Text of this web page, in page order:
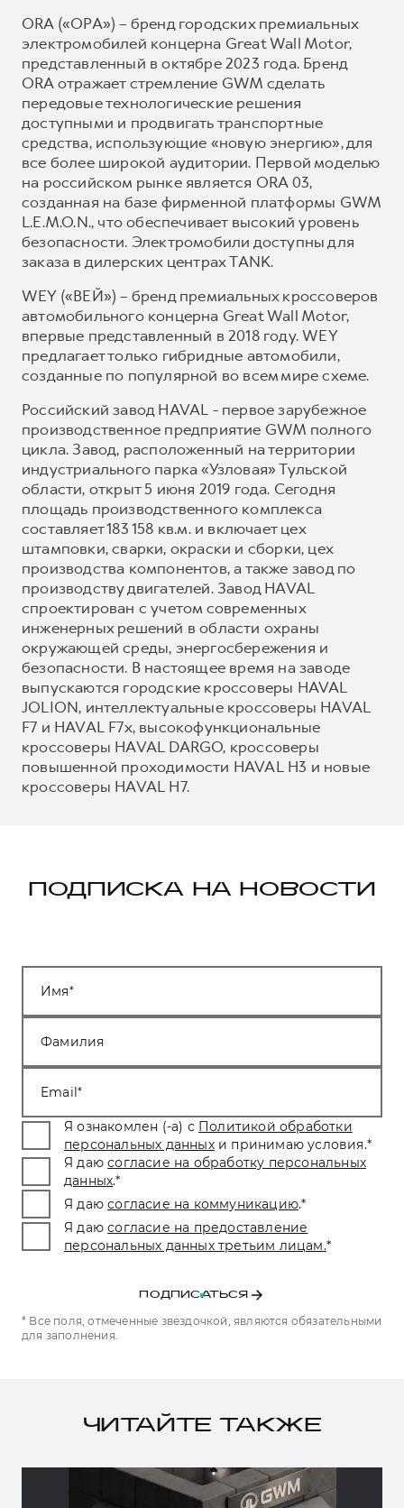
ORA («ОРА») – бренд городских премиальных
электромобилей концерна Great Wall Motor,
представленный в октябре 2023 года. Бренд
ORA отражает стремление GWM сделать
передовые технологические решения
доступными и продвигать транспортные
средства, использующие «новую энергию», для
все более широкой аудитории. Первой моделью
на российском рынке является ORA 03,
созданная на базе фирменной платформы GWM
L.E.M.O.N., что обеспечивает высокий уровень
безопасности. Электромобили доступны для
заказа в дилерских центрах TANK.
WEY («ВЕЙ») – бренд премиальных кроссоверов
автомобильного концерна Great Wall Motor,
впервые представленный в 2018 году. WEY
предлагает только гибридные автомобили,
созданные по популярной во всем мире схеме.
Российский завод HAVAL - первое зарубежное
производственное предприятие GWM полного
цикла. Завод, расположенный на территории
индустриального парка «Узловая» Тульской
области, открыт 5 июня 2019 года. Сегодня
площадь производственного комплекса
составляет 183 158 кв.м. и включает цех
штамповки, сварки, окраски и сборки, цех
производства компонентов, а также завод по
производству двигателей. Завод HAVAL
спроектирован с учетом современных
инженерных решений в области охраны
окружающей среды, энергосбережения и
безопасности. В настоящее время на заводе
выпускаются городские кроссоверы HAVAL
JOLION, интеллектуальные кроссоверы HAVAL
F7 и HAVAL F7x, высокофункциональные
кроссоверы HAVAL DARGO, кроссоверы
повышенной проходимости HAVAL H3 и новые
кроссоверы HAVAL H7.
ПОДПИСКА НА НОВОСТИ
Имя
Фамилия
Email
Я ознакомлен (-а) с Политикой обработки
персональных данных и принимаю условия.*
Я даю согласие на обработку персональных
данных.*
Я даю согласие на коммуникацию.*
Я даю согласие на предоставление
персональных данных третьим лицам.*
ПОДПИСАТЬСЯ
* Все поля, отмеченные звездочкой, являются обязательными
для заполнения.
ЧИТАЙТЕ ТАКЖЕ